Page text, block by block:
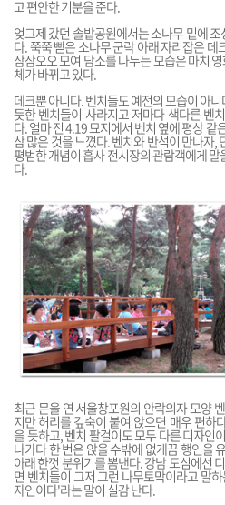
고 편안한 기분을 준다.
엊그제 갔던 솔밭공원에서는 소나무 밑에
다. 쭉쭉 뻗은 소나무 군락 아래 자리잡은
삼삼오오 모여 담소를 나누는 모습은 마치
체가 바뀌고 있다.
데크뿐 아니다. 벤치들도 예전의 모습이 아
듯한 벤치들이 사라지고 저마다 색다른 벤
다. 얼마 전 4.19 묘지에서 벤치 옆에 평상 같
삼 많은 것을 느꼈다. 벤치와 반석이 만나자,
평범한 개념이 흡사 전시장의 관람객에게
다.
최근 문을 연 서울창포원의 안락의자 모양
지만 허리를 깊숙이 붙여 앉으면 매우 편하
을 듯하고, 벤치 팔걸이도 모두 다른 디자인
나가다 한 번은 앉을 수밖에 없게끔 행인을
아래 한껏 분위기를 뽐낸다. 강남 도심에선
면 벤치들이 그저 그런 나무토막이라고 말
자인이다'라는 말이 실감 난다.